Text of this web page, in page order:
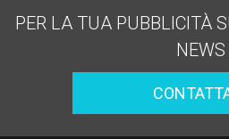
PER LA TUA PUBBLICITÀ
NEWS